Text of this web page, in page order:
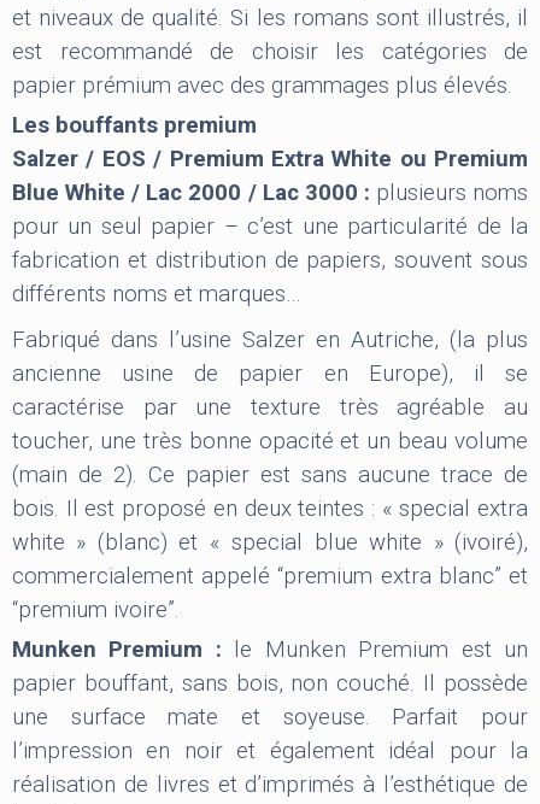
et niveaux de qualité. Si les romans sont illustrés, il
est recommandé de choisir les catégories de
papier prémium avec des grammages plus élevés.
Les bouffants premium
Salzer / EOS / Premium Extra White ou Premium
Blue White / Lac 2000 / Lac 3000 : plusieurs noms
pour un seul papier – c’est une particularité de la
fabrication et distribution de papiers, souvent sous
différents noms et marques…
Fabriqué dans l’usine Salzer en Autriche, (la plus
ancienne usine de papier en Europe), il se
caractérise par une texture très agréable au
toucher, une très bonne opacité et un beau volume
(main de 2). Ce papier est sans aucune trace de
bois. Il est proposé en deux teintes : « special extra
white » (blanc) et « special blue white » (ivoiré),
commercialement appelé “premium extra blanc” et
“premium ivoire”.
Munken Premium : le Munken Premium est un
papier bouffant, sans bois, non couché. Il possède
une surface mate et soyeuse. Parfait pour
l’impression en noir et également idéal pour la
réalisation de livres et d’imprimés à l’esthétique de